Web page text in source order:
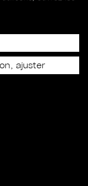
ajuster